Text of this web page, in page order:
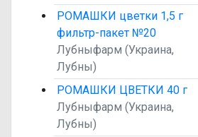
РОМАШКИ цветки 1,5 г
фильтр-пакет №20
Лубныфарм (Украина,
Лубны)
РОМАШКИ ЦВЕТКИ 40 г
Лубныфарм (Украина,
Лубны)